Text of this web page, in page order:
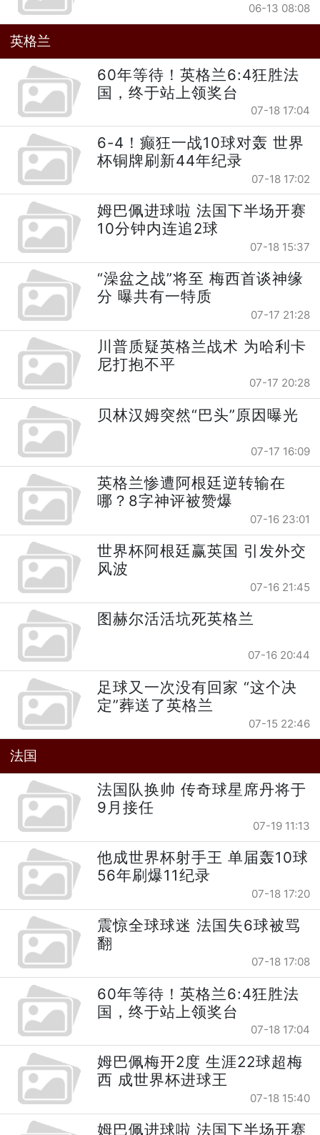
06-13 08:08
英格兰
60年等待！英格兰6:4狂胜法
国，终于站上领奖台
07-18 17:04
6-4！癫狂一战10球对轰 世界
杯铜牌刷新44年纪录
07-18 17:02
姆巴佩进球啦 法国下半场开赛
10分钟内连追2球
07-18 15:37
“澡盆之战”将至 梅西首谈神缘
分 曝共有一特质
07-17 21:28
川普质疑英格兰战术 为哈利卡
尼打抱不平
07-17 20:28
贝林汉姆突然“巴头”原因曝光
07-17 16:09
英格兰惨遭阿根廷逆转输在
哪？8字神评被赞爆
07-16 23:01
世界杯阿根廷赢英国 引发外交
风波
07-16 21:45
图赫尔活活坑死英格兰
07-16 20:44
足球又一次没有回家 “这个决
定”葬送了英格兰
07-15 22:46
法国
法国队换帅 传奇球星席丹将于
9月接任
07-19 11:13
他成世界杯射手王 单届轰10球
56年刷爆11纪录
07-18 17:20
震惊全球球迷 法国失6球被骂
翻
07-18 17:08
60年等待！英格兰6:4狂胜法
国，终于站上领奖台
07-18 17:04
姆巴佩梅开2度 生涯22球超梅
西 成世界杯进球王
07-18 15:40
姆巴佩进球啦 法国下半场开赛